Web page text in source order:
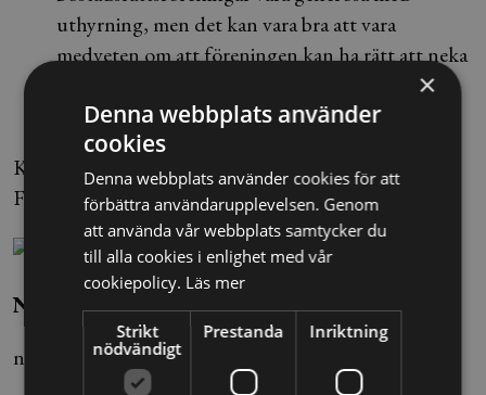
uthyrning, men det kan vara bra att vara
medveten om att föreningen kan ha rätt att neka
Läs mer på Hyresnämndens
hemsida >>
Källa: Nyhetsbyrån Blendow Lexnova
Foto: Thomas Oneborg/SvD/TT
Nils Ivars/Isak Bellman
nils.ivars@alltomjuridik.se
×
Denna webbplats använder
cookies
Denna webbplats använder cookies för att
förbättra användarupplevelsen. Genom
att använda vår webbplats samtycker du
till alla cookies i enlighet med vår
cookiepolicy. Läs mer
Strikt
nödvändigt
Prestanda Inriktning